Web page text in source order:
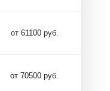
от 61100 руб.
от 70500 руб.